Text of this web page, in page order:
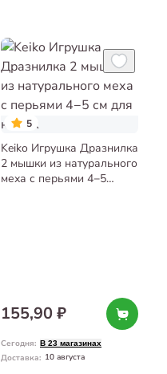
5
Keiko Игрушка Дразнилка
2 мышки из натурального
меха с перьями 4−5
155,90 ₽
Сегодня: В 23 магазинах
Доставка: 10 августа